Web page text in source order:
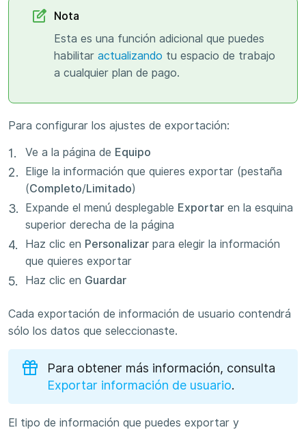
Nota
Esta es una función adicional que puedes
habilitar actualizando tu espacio de trabajo
a cualquier plan de pago.
Para configurar los ajustes de exportación:
Ve a la página de Equipo
Elige la información que quieres exportar (pestaña
(Completo/Limitado)
Expande el menú desplegable Exportar en la esquina
superior derecha de la página
Haz clic en Personalizar para elegir la información
que quieres exportar
Haz clic en Guardar
Cada exportación de información de usuario contendrá
sólo los datos que seleccionaste.
Para obtener más información, consulta
Exportar información de usuario.
El tipo de información que puedes exportar y